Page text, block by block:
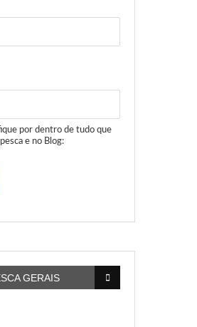
por dentro de tudo que
e no Blog:
GERAIS